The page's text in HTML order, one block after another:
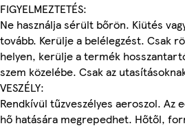
FIGYELMEZTETÉS:
Ne használja sérült bőrön. Kiütés
tovább. Kerülje a belélegzést. Csak
helyen, kerülje a termék
szem közelébe. Csak az
VESZÉLY:
Rendkívül tűzveszélyes aeroszol. Az
hő hatására megrepedhet. Hőtől,